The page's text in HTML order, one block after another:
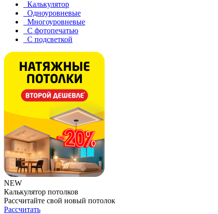
Калькулятор
Одноуровневые
Многоуровневые
С фотопечатью
С подсветкой
NEW
Калькулятор потолков
Рассчитайте свой новый потолок
Рассчитать